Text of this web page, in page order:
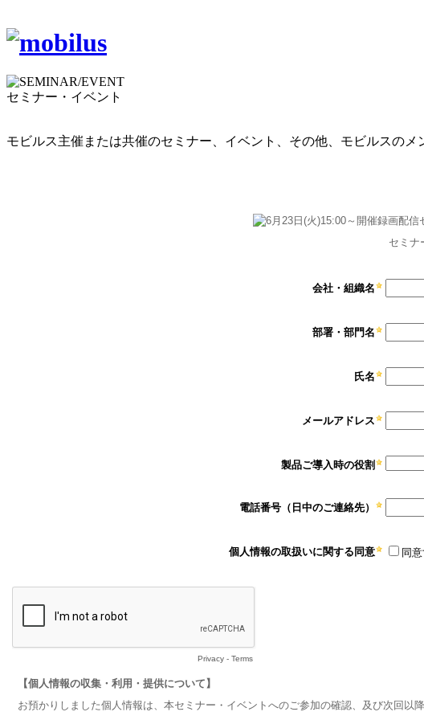
セミナー・イベント
モビルス主催または共催のセミナー、イベント、その他、モビルスの
セミナ
会社・組織名
部署・部門名
氏名
メールアドレス
製品ご導入時の役割
電話番号（日中のご連絡先）
個人情報の取扱いに関する同意 同
Privacy- Terms
【個人情報の収集・利用・提供について】
お預かりしました個人情報は、本セミナー・イベントへのご参加の確認、及び次回以